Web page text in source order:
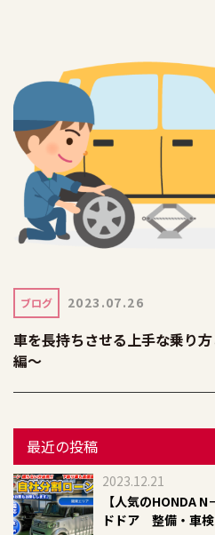
ブログ 2023.07.26
車を長持ちさせる上手な乗り
編～
最近の投稿
2023.12.21
【人気のHONDA
ドドア 整備・車